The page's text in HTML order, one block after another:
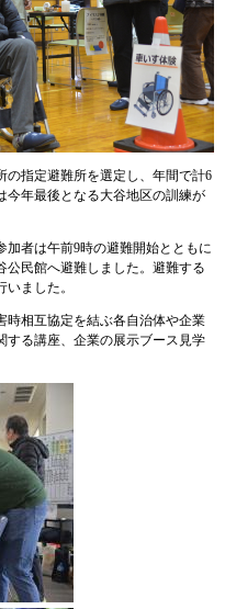
の指定避難所を選定し、年間で計6
今年最後となる大谷地区の訓練が
者は午前9時の避難開始とともに
公民館へ避難しました。避難する
ました。
時相互協定を結ぶ各自治体や企業
する講座、企業の展示ブース見学